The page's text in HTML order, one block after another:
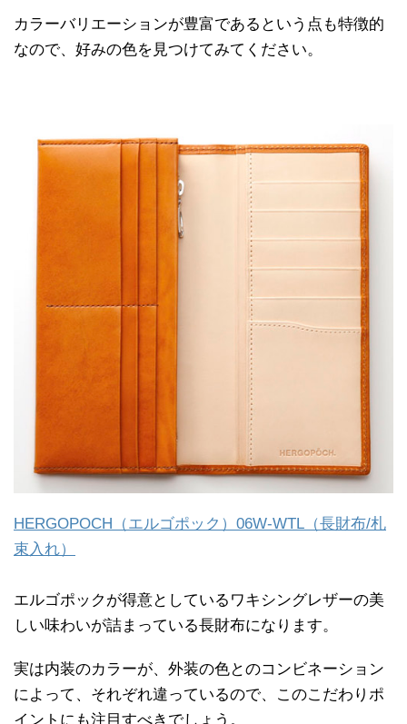
カラーバリエーションが豊富であるという点も特徴的
なので、好みの色を見つけてみてください。
HERGOPOCH（エルゴポック）06W-WTL（長財布/札
束入れ）
エルゴポックが得意としているワキシングレザーの美
しい味わいが詰まっている長財布になります。
実は内装のカラーが、外装の色とのコンビネーション
によって、それぞれ違っているので、このこだわりポ
イントにも注目すべきでしょう。